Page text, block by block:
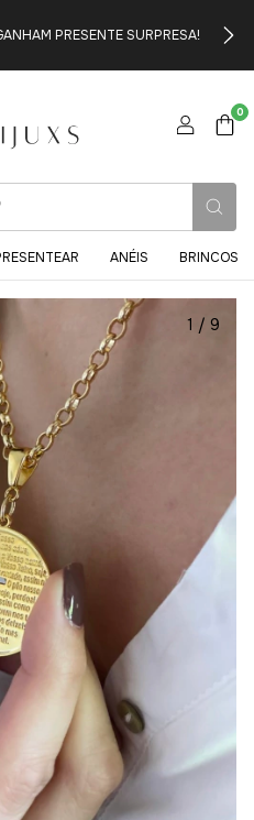
PRESENTE SURPRESA!
0
ANÉIS BRINCOS
1 / 9